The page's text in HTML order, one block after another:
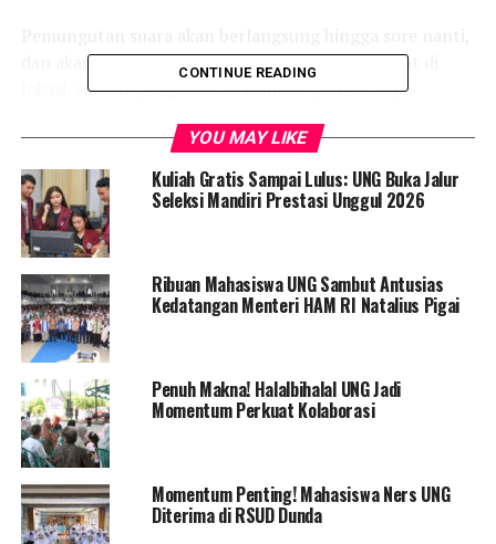
dan akan berakhir pada pukul 16.00 Wita. Terlihat di
lokasi, satuan pengamanan kampus pun stanby
Kontestasi Pilbem UNG kali ini diikuti 2 pasangan calon
presiden dan wakil presiden BEM. Mereka masing-
masing Ilyas-Ikram Kango dan Moh. Rifaldi Ibura-Siti
Rahmawati Djula.
RELATED TOPICS:
UP NEXT
Perolehan Sementara, Paket RAHMAT Unggul Di Pilbem
UNG
DON'T MISS
Marten Taha: Pendidikan Anti Korupsi Di Kota Gorontalo
Tak Sebatas Program
CONTINUE READING
YOU MAY LIKE
Kuliah Gratis Sampai Lulus: UNG Buka Jalur
Seleksi Mandiri Prestasi Unggul 2026
Ribuan Mahasiswa UNG Sambut Antusias
Kedatangan Menteri HAM RI Natalius Pigai
Penuh Makna! Halalbihalal UNG Jadi
Momentum Perkuat Kolaborasi
Momentum Penting! Mahasiswa Ners UNG
Diterima di RSUD Dunda